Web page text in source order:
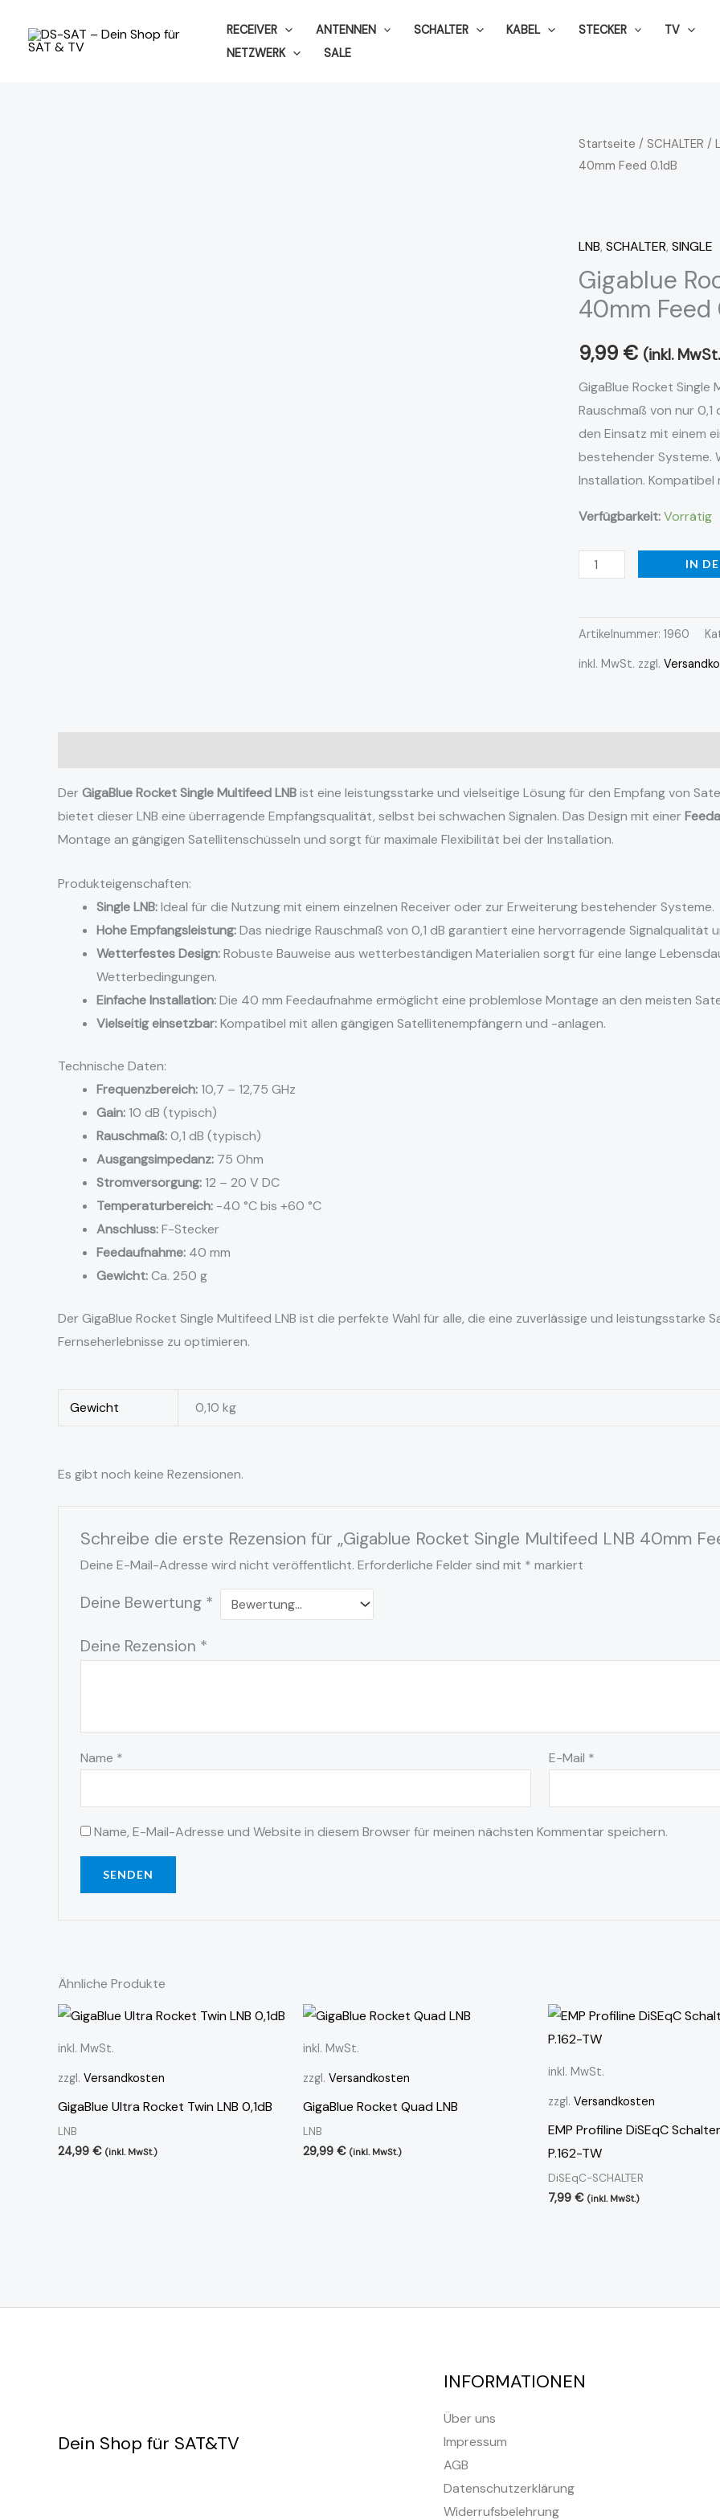
Inhalt
RECEIVER ANTENNEN SCHALTER KABEL STECKER
TV
NETZWERK
SALE
Startseite / SCHALTER /
40mm Feed 0.1dB
LNB, SCHALTER, SINGLE
Gigablue
40mm Feed
9,99 € (inkl.
GigaBlue Rocket Single
Rauschmaß von nur
den Einsatz mit einem
bestehender Systeme.
Installation.
Verfügbarkeit:Vorrätig
Gigablue
Rocket
Feed
0.1dB
IN
Artikelnummer: 1960
inkl. MwSt. zzgl.
DerGigaBlue Rocket Single Multifeed LNBist eine leistungsstarke und vielseitige Lösung für den Empfang von
bietet dieser LNB eine überragende Empfangsqualität, selbst bei schwachen Signalen. Das Design mit einer
Montage an gängigen Satellitenschüsseln und sorgt für maximale Flexibilität bei der Installation.
Produkteigenschaften:
Single LNB:Ideal für die Nutzung mit einem einzelnen Receiver oder zur Erweiterung bestehender Systeme.
Hohe Empfangsleistung:Das niedrige Rauschmaß von 0,1 dB garantiert eine hervorragende Signalqualität
Wetterfestes Design:Robuste Bauweise aus wetterbeständigen Materialien sorgt für eine lange
Wetterbedingungen.
Einfache Installation:Die 40 mm Feedaufnahme ermöglicht eine problemlose Montage an den meisten
Vielseitig einsetzbar:Kompatibel mit allen gängigen Satellitenempfängern und -anlagen.
Technische Daten:
Frequenzbereich: 10,7 – 12,75 GHz
Gain: 10 dB (typisch)
Rauschmaß:0,1 dB (typisch)
Ausgangsimpedanz: 75 Ohm
Stromversorgung: 12 – 20 V DC
Temperaturbereich: -40 °C bis +60 °C
Anschluss:F-Stecker
Feedaufnahme: 40 mm
Gewicht:Ca. 250 g
Der GigaBlue Rocket Single Multifeed LNB ist die perfekte Wahl für alle, die eine zuverlässige und leistungsstarke
Fernseherlebnisse zu optimieren.
Gewicht 0,10 kg
Es gibt noch keine Rezensionen.
Schreibe die erste Rezension für „Gigablue Rocket Single Multifeed LNB 40mm
Deine E-Mail-Adresse wird nicht veröffentlicht. Erforderliche Felder sind mit * markiert
Deine Bewertung *
Deine Rezension *
Name * E-Mail *
Name, E-Mail-Adresse und Website in diesem Browser für meinen nächsten Kommentar speichern.
Ähnliche Produkte
inkl. MwSt.
zzgl. Versandkosten
GigaBlue Ultra Rocket Twin LNB 0,1dB
LNB
24,99 € (inkl. MwSt.)
inkl. MwSt.
zzgl. Versandkosten
GigaBlue Rocket Quad LNB
LNB
29,99 € (inkl. MwSt.)
inkl. MwSt.
zzgl. Versandkosten
EMP Profiline DiSEqC
P.162-TW
DiSEqC-SCHALTER
7,99 € (inkl. MwSt.)
Dein Shop für SAT&TV
INFORMATIONEN
Über uns
Impressum
AGB
Datenschutzerklärung
Widerrufsbelehrung